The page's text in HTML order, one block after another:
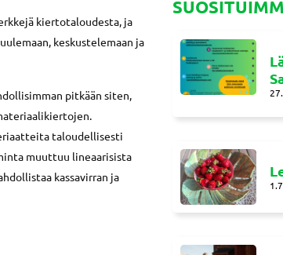
kiertotaloudesta, ja
keskustelemaan ja
pitkään siten,
taloudellisesti
muuttuu lineaarisista
kassavirran ja